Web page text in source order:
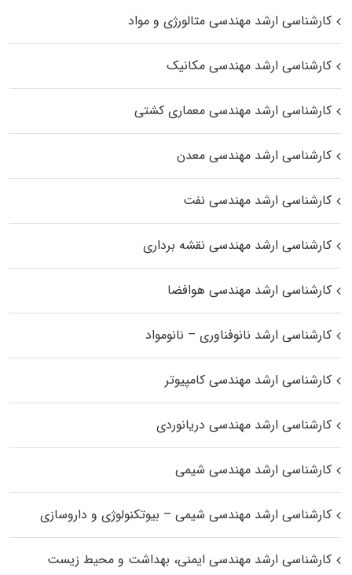
کارشناسی ارشد مهندسی متالورژی و مواد
کارشناسی ارشد مهندسی مکانیک
کارشناسی ارشد مهندسی معماری کشتی
کارشناسی ارشد مهندسی معدن
کارشناسی ارشد مهندسی نفت
کارشناسی ارشد مهندسی نقشه برداری
کارشناسی ارشد مهندسی هوافضا
کارشناسی ارشد نانوفناوری – نانومواد
کارشناسی ارشد مهندسی کامپیوتر
کارشناسی ارشد مهندسی دریانوردی
کارشناسی ارشد مهندسی شیمی
کارشناسی ارشد مهندسی شیمی – بیوتکنولوژی و داروسازی
کارشناسی ارشد مهندسی ایمنی، بهداشت و محیط زیست